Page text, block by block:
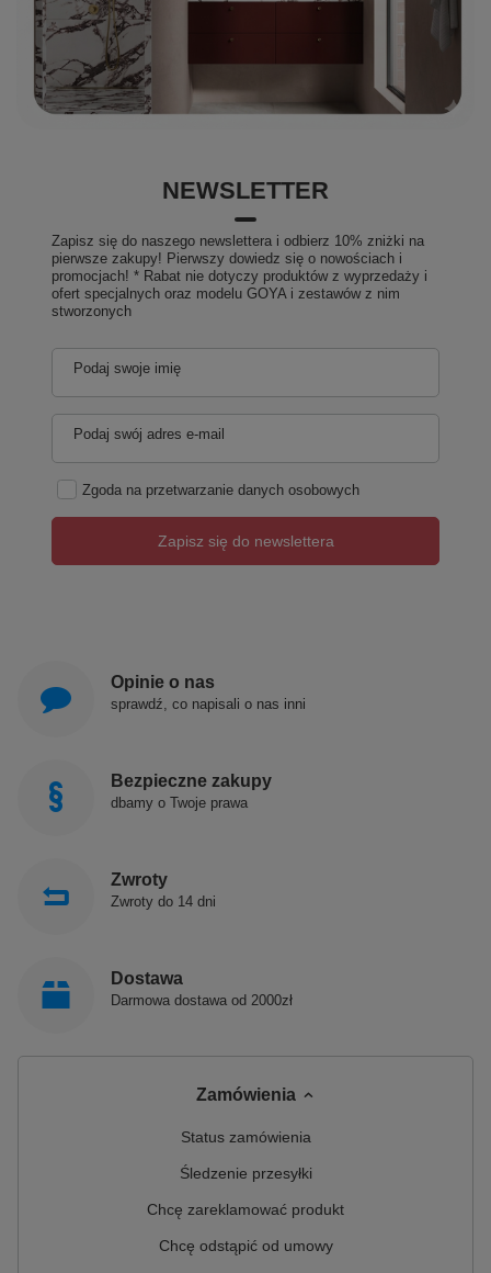
NEWSLETTER
Zapisz się do naszego newslettera i odbierz 10% zniżki na
pierwsze zakupy! Pierwszy dowiedz się o nowościach i
promocjach! * Rabat nie dotyczy produktów z wyprzedaży i
ofert specjalnych oraz modelu GOYA i zestawów z nim
stworzonych
Podaj swoje imię
Podaj swój adres e-mail
Zgoda na przetwarzanie danych osobowych
Zapisz się do newslettera
Opinie o nas
sprawdź, co napisali o nas inni
Bezpieczne zakupy
dbamy o Twoje prawa
Zwroty
Zwroty do 14 dni
Dostawa
Darmowa dostawa od 2000zł
Zamówienia
Status zamówienia
Śledzenie przesyłki
Chcę zareklamować produkt
Chcę odstąpić od umowy